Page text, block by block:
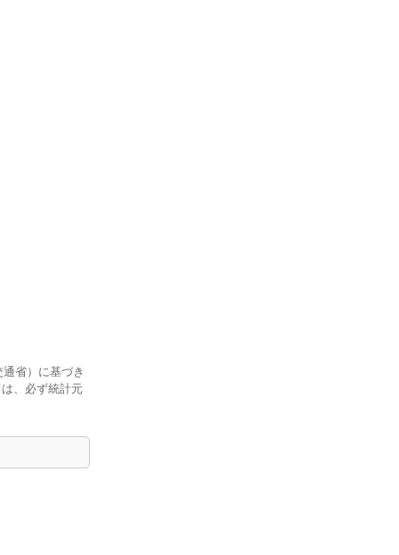
省）に基づき
、必ず統計元